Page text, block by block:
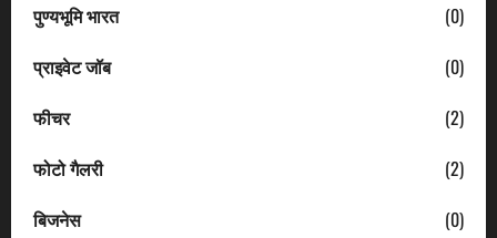
पुण्यभूमि भारत
(0)
प्राइवेट जॉब
(0)
फीचर
(2)
फोटो गैलरी
(2)
बिजनेस
(0)